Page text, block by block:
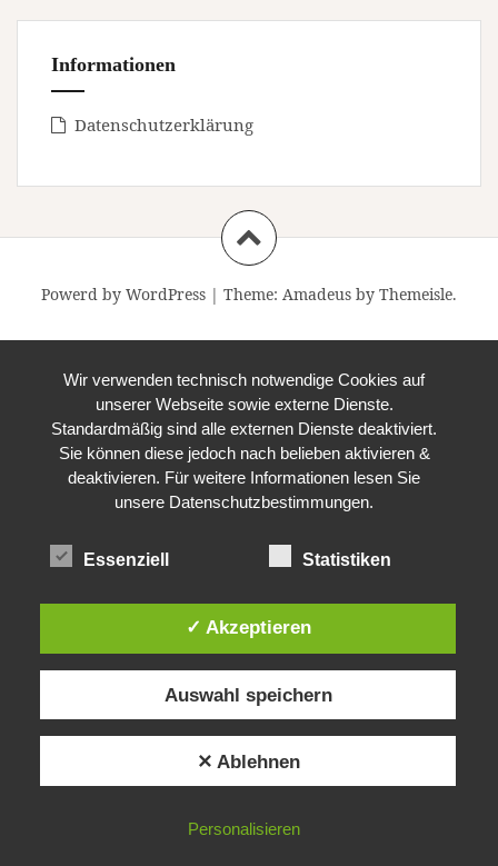
Informationen
Datenschutzerklärung
Powerd by WordPress | Theme: Amadeus by Themeisle.
Wir verwenden technisch notwendige Cookies auf
unserer Webseite sowie externe Dienste.
Standardmäßig sind alle externen Dienste deaktiviert.
Sie können diese jedoch nach belieben aktivieren &
deaktivieren. Für weitere Informationen lesen Sie
unsere Datenschutzbestimmungen.
Essenziell Statistiken
✓ Akzeptieren
Auswahl speichern
✕ Ablehnen
Personalisieren